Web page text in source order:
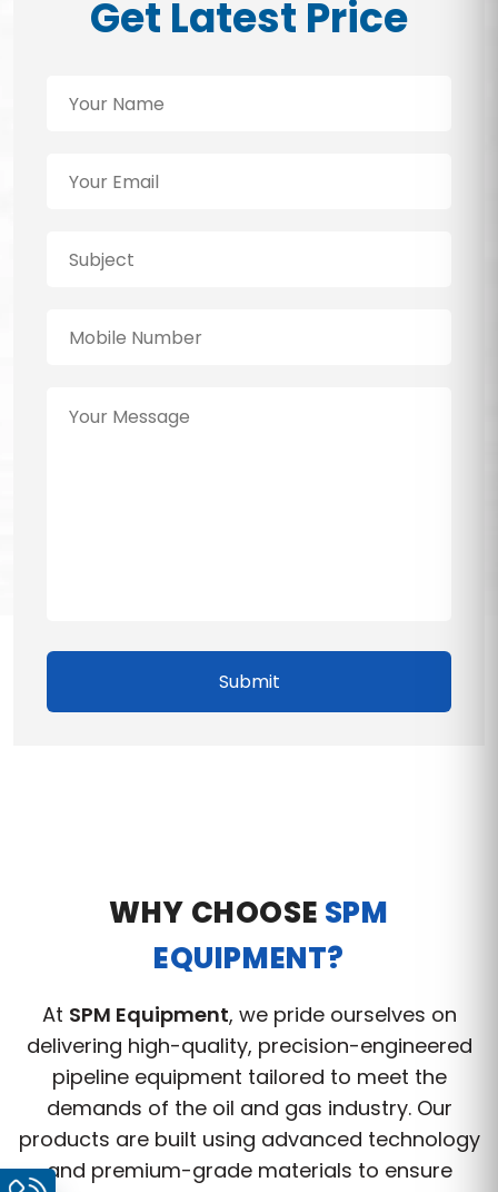
Get Latest Price
Submit
WHY CHOOSE SPM
EQUIPMENT?
At SPM Equipment, we pride ourselves on
delivering high-quality, precision-engineered
pipeline equipment tailored to meet the
demands of the oil and gas industry. Our
products are built using advanced technology
and premium-grade materials to ensure